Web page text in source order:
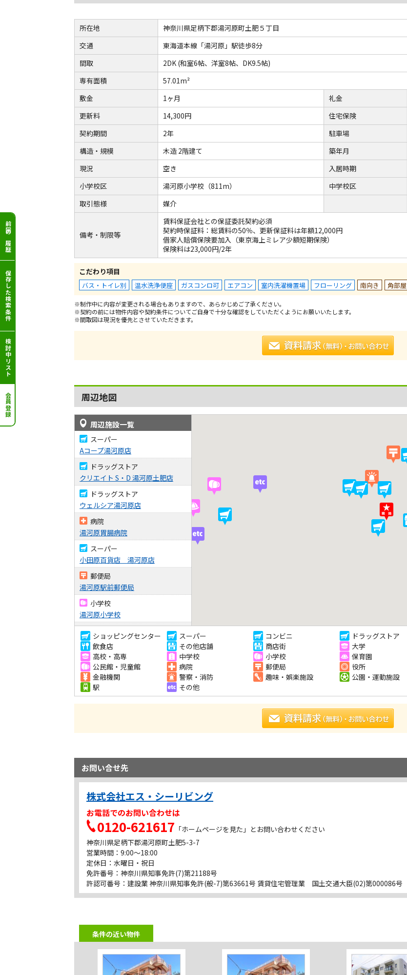
前回の履歴
保存した検索条件
検討中リスト
会員登録
所在地
神奈川県足柄下郡湯河原町土肥５丁目
交通
東海道本線「湯河原」駅徒歩8分
間取
2DK (和室6帖、洋室8帖、DK9.5帖)
専有面積
57.01m²
敷金
1ヶ月 礼金
更新料
14,300円 住宅保険
契約期間
2年 駐車場
構造・規模
木造 2階建て 築年月
現況
空き 入居時期
小学校区
湯河原小学校（811m） 中学校区
取引態様
媒介
備考・制限等
賃料保証会社との保証委託契約必須
契約時保証料：総賃料の50％、更新保証料は年額12,000円
借家人賠償保険要加入（東京海上ミレア少額短期保険）
保険料は23,000円/2年
こだわり項目
バス・トイレ別 温水洗浄便座 ガスコンロ可 エアコン 室内洗濯機置場 フローリング 南向き 角部屋
※制作中に内容が変更される場合もありますので、あらかじめご了承ください。
※契約の前には物件内容や契約条件についてご自身で十分な確認をしていただくようにお願いいたします。
※間取図は現況を優先とさせていただきます。
周辺地図
周辺施設一覧
スーパー
Aコープ湯河原店
ドラッグストア
クリエイト S・D 湯河原土肥店
ドラッグストア
ウェルシア湯河原店
病院
湯河原胃腸病院
スーパー
小田原百貨店 湯河原店
郵便局
湯河原駅前郵便局
小学校
湯河原小学校
セブンイレブン湯河原サンサン通り
店
コンビニ
セブンイレブン湯河原土肥 5丁目店
コンビニ
ファミリーマート 湯河原土肥 5丁目
コンビニ
ドラッグストア
クリエイト S・D 湯河原宮上店
横浜銀行 湯河原支店
その他
ちぼり湯河原スイーツファクトリー
その他
西村京太郎記念館
警察署・交番
小田原警察署 湯河原交番
その他
その他店舗
ヤマト運輸 湯河原センター
その他店舗
好文の木
ショッピングセンター スーパー コンビニ ドラッグストア
飲食店
その他店舗 商店街 大学
高校・高専
中学校 小学校 保育園
公民館・児童館
病院 郵便局 役所
金融機関
警察・消防 趣味・娯楽施設 公園・運動施設
駅
その他
お問い合せ先
株式会社エス・シーリビング
お電話でのお問い合わせは
0120-621617 「ホームページを見た」とお問い合わせください
神奈川県足柄下郡湯河原町土肥5-3-7
営業時間：9:00～18:00
定休日：水曜日・祝日
免許番号：神奈川県知事免許(7)第21188号
許認可番号：建設業 神奈川県知事免許(般-7)第63661号 賃貸住宅管理業 国土交通大臣(02)第000086号
条件の近い物件